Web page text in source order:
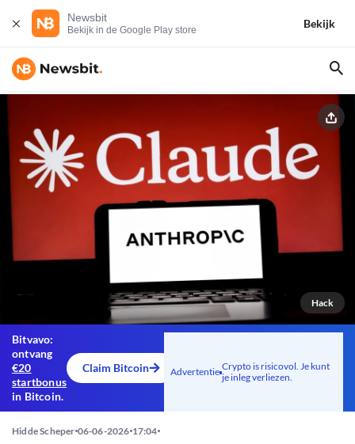
Newsbit
Bekijk in de Google Play store
Bekijk
Hack
Bitvavo:
ontvang
€20
startbonus
in Bitcoin.
Claim Bitcoin Advertentie Crypto is risicovol. Je kunt
je inleg verliezen.
Hidde Scheper 06-06-2026 17:04